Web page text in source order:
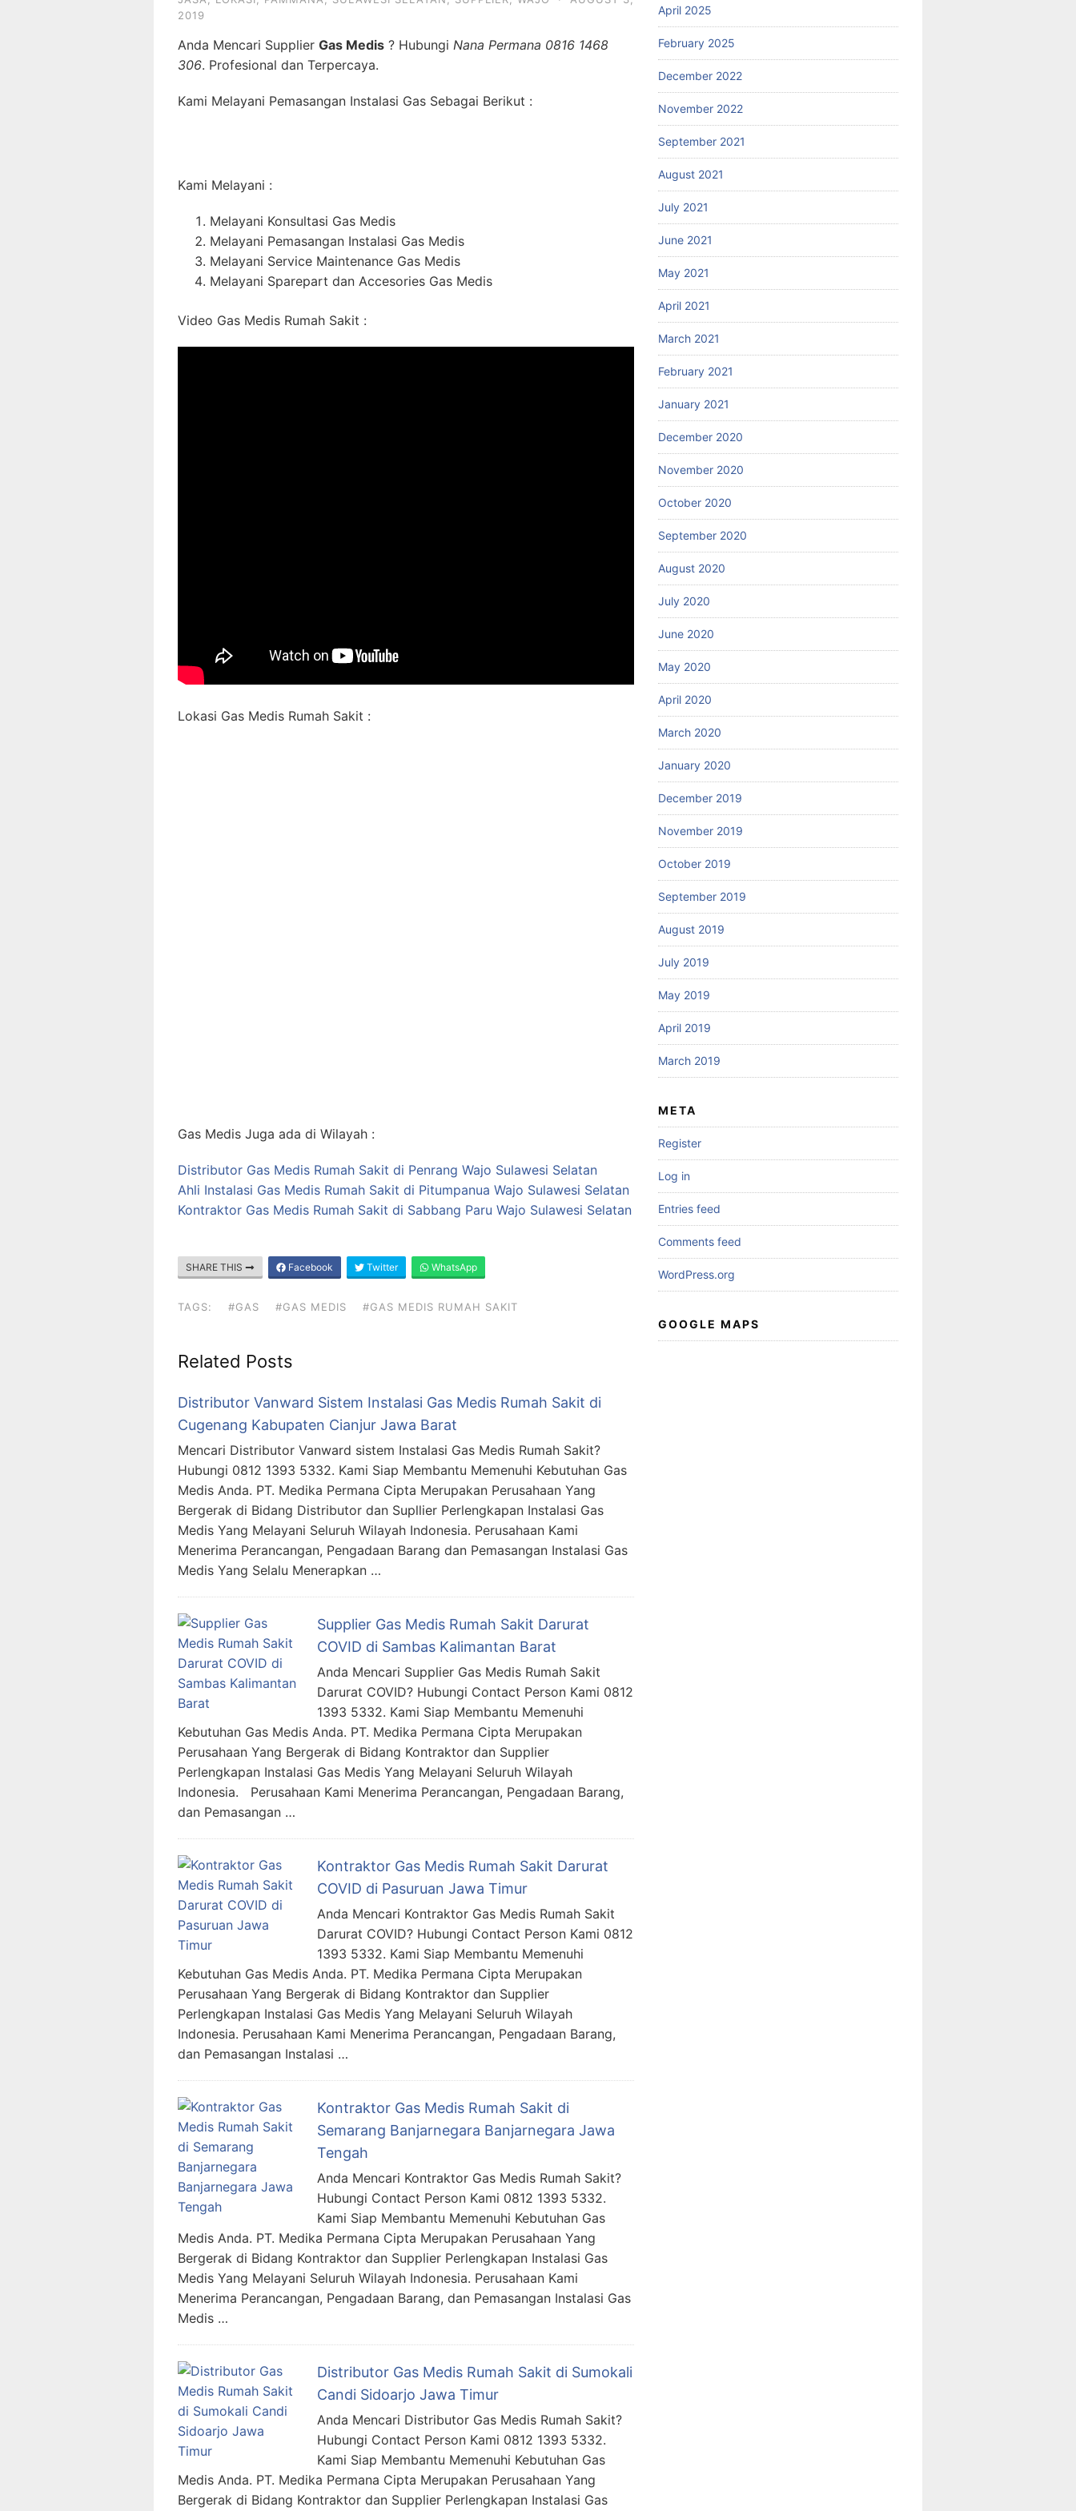
2019
Anda Mencari Supplier Gas Medis ? Hubungi Nana Permana 0816 1468
306. Profesional dan Terpercaya.
Kami Melayani Pemasangan Instalasi Gas Sebagai Berikut :
Kami Melayani :
Melayani Konsultasi Gas Medis
Melayani Pemasangan Instalasi Gas Medis
Melayani Service Maintenance Gas Medis
Melayani Sparepart dan Accesories Gas Medis
Video Gas Medis Rumah Sakit :
Lokasi Gas Medis Rumah Sakit :
Gas Medis Juga ada di Wilayah :
Distributor Gas Medis Rumah Sakit di Penrang Wajo Sulawesi Selatan
Ahli Instalasi Gas Medis Rumah Sakit di Pitumpanua Wajo Sulawesi Selatan
Kontraktor Gas Medis Rumah Sakit di Sabbang Paru Wajo Sulawesi Selatan
SHARE THIS Facebook Twitter WhatsApp
TAGS: #GAS #GAS MEDIS #GAS MEDIS RUMAH SAKIT
Related Posts
Distributor Vanward Sistem Instalasi Gas Medis Rumah Sakit di
Cugenang Kabupaten Cianjur Jawa Barat
Mencari Distributor Vanward sistem Instalasi Gas Medis Rumah Sakit?
Hubungi 0812 1393 5332. Kami Siap Membantu Memenuhi Kebutuhan Gas
Medis Anda. PT. Medika Permana Cipta Merupakan Perusahaan Yang
Bergerak di Bidang Distributor dan Supllier Perlengkapan Instalasi Gas
Medis Yang Melayani Seluruh Wilayah Indonesia. Perusahaan Kami
Menerima Perancangan, Pengadaan Barang dan Pemasangan Instalasi Gas
Medis Yang Selalu Menerapkan …
Supplier Gas Medis Rumah Sakit Darurat
COVID di Sambas Kalimantan Barat
Anda Mencari Supplier Gas Medis Rumah Sakit
Darurat COVID? Hubungi Contact Person Kami 0812
1393 5332. Kami Siap Membantu Memenuhi
Kebutuhan Gas Medis Anda. PT. Medika Permana Cipta Merupakan
Perusahaan Yang Bergerak di Bidang Kontraktor dan Supplier
Perlengkapan Instalasi Gas Medis Yang Melayani Seluruh Wilayah
Indonesia. Perusahaan Kami Menerima Perancangan, Pengadaan Barang,
dan Pemasangan …
Kontraktor Gas Medis Rumah Sakit Darurat
COVID di Pasuruan Jawa Timur
Anda Mencari Kontraktor Gas Medis Rumah Sakit
Darurat COVID? Hubungi Contact Person Kami 0812
1393 5332. Kami Siap Membantu Memenuhi
Kebutuhan Gas Medis Anda. PT. Medika Permana Cipta Merupakan
Perusahaan Yang Bergerak di Bidang Kontraktor dan Supplier
Perlengkapan Instalasi Gas Medis Yang Melayani Seluruh Wilayah
Indonesia. Perusahaan Kami Menerima Perancangan, Pengadaan Barang,
dan Pemasangan Instalasi …
Kontraktor Gas Medis Rumah Sakit di
Semarang Banjarnegara Banjarnegara Jawa
Tengah
Anda Mencari Kontraktor Gas Medis Rumah Sakit?
Hubungi Contact Person Kami 0812 1393 5332.
Kami Siap Membantu Memenuhi Kebutuhan Gas
Medis Anda. PT. Medika Permana Cipta Merupakan Perusahaan Yang
Bergerak di Bidang Kontraktor dan Supplier Perlengkapan Instalasi Gas
Medis Yang Melayani Seluruh Wilayah Indonesia. Perusahaan Kami
Menerima Perancangan, Pengadaan Barang, dan Pemasangan Instalasi Gas
Medis …
Distributor Gas Medis Rumah Sakit di Sumokali
Candi Sidoarjo Jawa Timur
Anda Mencari Distributor Gas Medis Rumah Sakit?
Hubungi Contact Person Kami 0812 1393 5332.
Kami Siap Membantu Memenuhi Kebutuhan Gas
Medis Anda. PT. Medika Permana Cipta Merupakan Perusahaan Yang
Bergerak di Bidang Kontraktor dan Supplier Perlengkapan Instalasi Gas
April 2025
February 2025
December 2022
November 2022
September 2021
August 2021
July 2021
June 2021
May 2021
April 2021
March 2021
February 2021
January 2021
December 2020
November 2020
October 2020
September 2020
August 2020
July 2020
June 2020
May 2020
April 2020
March 2020
January 2020
December 2019
November 2019
October 2019
September 2019
August 2019
July 2019
May 2019
April 2019
March 2019
META
Register
Log in
Entries feed
Comments feed
WordPress.org
GOOGLE MAPS